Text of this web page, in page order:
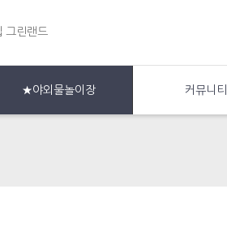
그린랜드
★야외물놀이장 커뮤니티